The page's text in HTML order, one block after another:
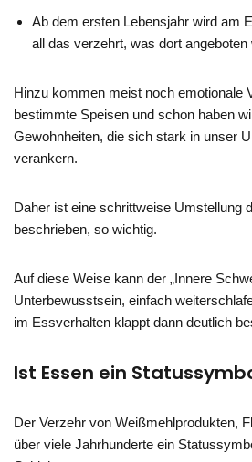
Ab dem ersten Lebensjahr wird am
all das verzehrt, was dort angeboten
Hinzu kommen meist noch emotionale
bestimmte Speisen und schon haben
Gewohnheiten, die sich stark in unser
verankern.
Daher ist eine schrittweise Umstellung
beschrieben, so wichtig.
Auf diese Weise kann der „Innere
Unterbewusstsein, einfach
im Essverhalten klappt dann deutlich
Ist Essen ein
Der Verzehr von Weißmehlprodukten,
über viele Jahrhunderte ein